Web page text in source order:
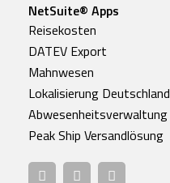
NetSuite® Apps
Reisekosten
DATEV Export
Mahnwesen
Lokalisierung Deutschland
Abwesenheitsverwaltung
Peak Ship Versandlösung